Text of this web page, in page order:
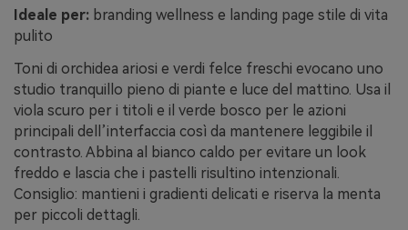
Ideale per: branding wellness e landing page stile di vita
pulito
Toni di orchidea ariosi e verdi felce freschi evocano uno
studio tranquillo pieno di piante e luce del mattino. Usa il
viola scuro per i titoli e il verde bosco per le azioni
principali dell’interfaccia così da mantenere leggibile il
contrasto. Abbina al bianco caldo per evitare un look
freddo e lascia che i pastelli risultino intenzionali.
Consiglio: mantieni i gradienti delicati e riserva la menta
per piccoli dettagli.